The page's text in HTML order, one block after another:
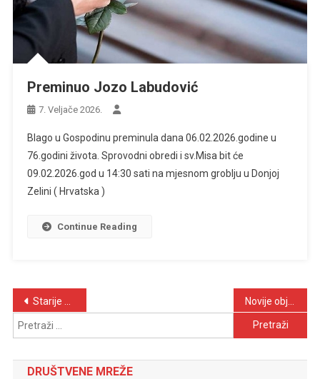
Preminuo Jozo Labudović
7. Veljače 2026.
Blago u Gospodinu preminula dana 06.02.2026.godine u
76.godini života. Sprovodni obredi i sv.Misa bit će
09.02.2026.god u 14:30 sati na mjesnom groblju u Donjoj
Zelini ( Hrvatska )
Continue Reading
Navigacija
objava
Starije objave
Pretraži:
DRUŠTVENE MREŽE